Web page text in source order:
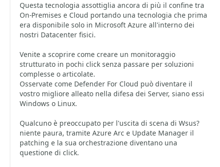
Questa tecnologia assottiglia ancora di più il confine tra
On-Premises e Cloud portando una tecnologia che prima
era disponibile solo in Microsoft Azure all'interno dei
nostri Datacenter fisici.
Venite a scoprire come creare un monitoraggio
strutturato in pochi click senza passare per soluzioni
complesse o articolate.
Osservate come Defender For Cloud può diventare il
vostro migliore alleato nella difesa dei Server, siano essi
Windows o Linux.
Qualcuno è preoccupato per l'uscita di scena di Wsus?
niente paura, tramite Azure Arc e Update Manager il
patching e la sua orchestrazione diventano una
questione di click.